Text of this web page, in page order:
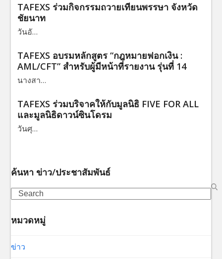
TAFEXS ร่วมกิจกรรมถวายเทียนพรรษา จังหวัด
ชัยนาท
วันอั…
TAFEXS อบรมหลักสูตร “กฎหมายฟอกเงิน :
AML/CFT” สำหรับผู้มีหน้าที่รายงาน รุ่นที่ 14
นางสา…
TAFEXS ร่วมบริจาคให้กับมูลนิธิ FIVE FOR ALL
และมูลนิธิดาวน์ซินโดรม
วันศุ…
ค้นหา ข่าว/ประชาสัมพันธ์
Search
หมวดหมู่
ข่าว